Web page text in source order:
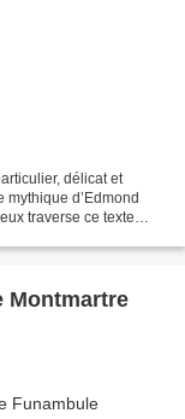
délicat et
d’Edmond
traverse ce texte
Montmartre